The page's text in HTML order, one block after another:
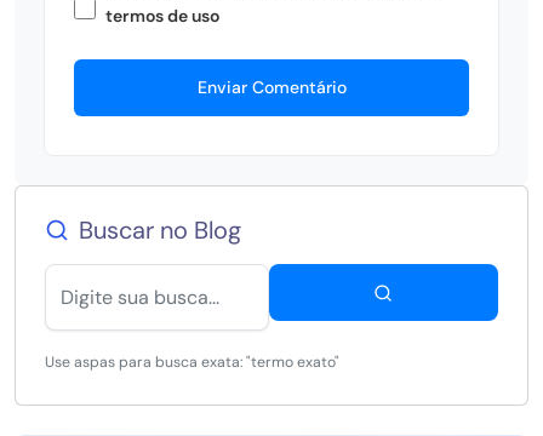
termos de uso
Enviar Comentário
Buscar no Blog
Use aspas para busca exata: "termo exato"